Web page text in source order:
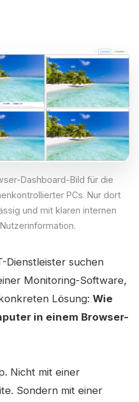
Dashboard-Bild für die
PCs. Nur dort
und mit klaren internen
Dienstleister suchen
Monitoring-Software,
Lösung: Wie
in einem Browser-
Nicht mit einer
Sondern mit einer